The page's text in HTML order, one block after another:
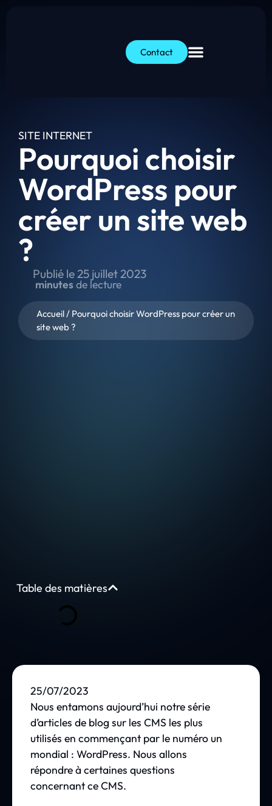
Contact
SITE INTERNET
Pourquoi choisir
WordPress pour
créer un site web
?
Publié le25 juillet 2023
minutesde lecture
Accueil/ Pourquoi choisir WordPress pour créer un
site web ?
Table des matières
25/07/2023
Nous entamons aujourd’hui notre série
d’articles de blog sur les CMS les plus
utilisés en commençant par le numéro un
mondial : WordPress. Nous allons
répondre à certaines questions
concernant ce CMS.